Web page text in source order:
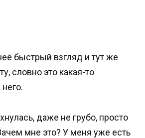
быстрый взгляд и тут же
словно это какая-то
даже не грубо, просто
мне это? У меня уже есть